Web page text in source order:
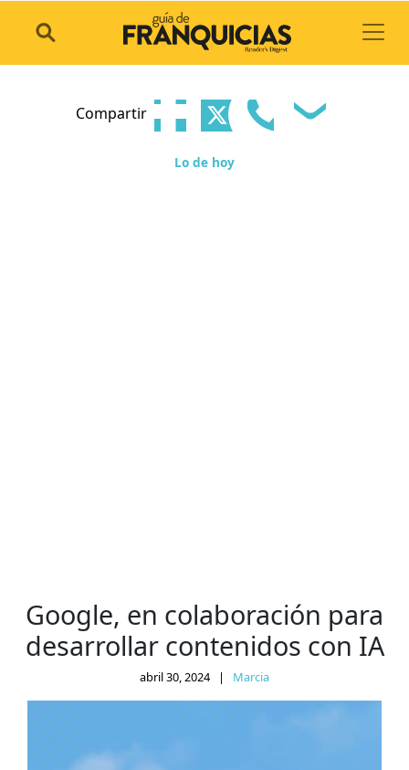
Compartir
Lo de hoy
Google, en colaboración para
desarrollar contenidos con IA
abril 30, 2024 | Marcia